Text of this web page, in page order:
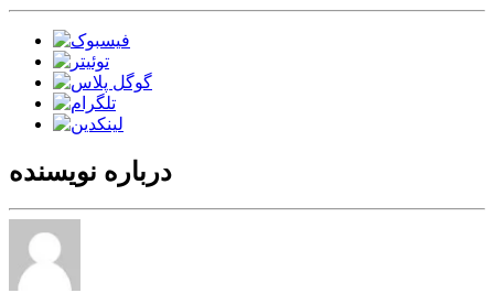
درباره نویسنده